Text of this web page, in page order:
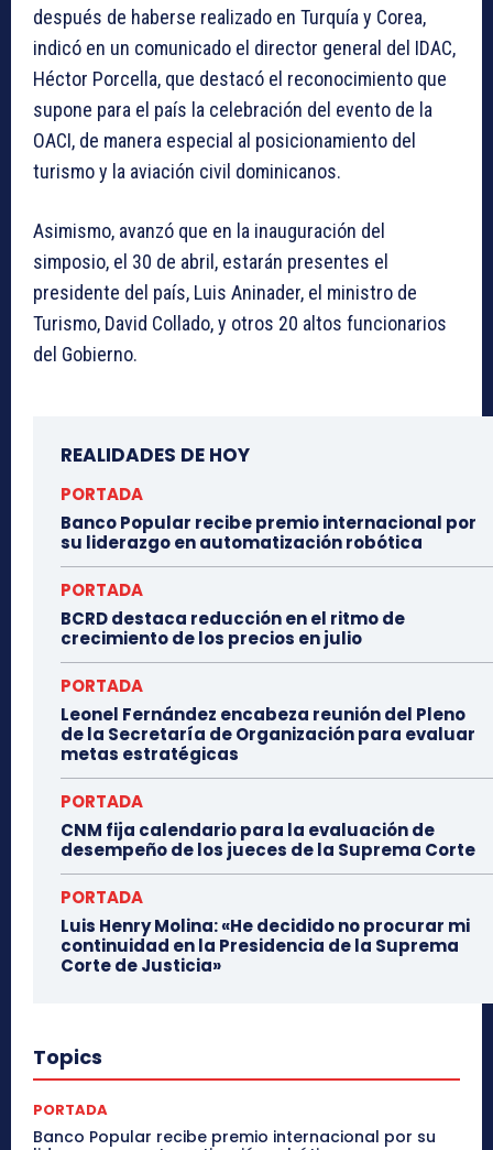
después de haberse realizado en Turquía y Corea,
indicó en un comunicado el director general del IDAC,
Héctor Porcella, que destacó el reconocimiento que
supone para el país la celebración del evento de la
OACI, de manera especial al posicionamiento del
turismo y la aviación civil dominicanos.
Asimismo, avanzó que en la inauguración del
simposio, el 30 de abril, estarán presentes el
presidente del país, Luis Aninader, el ministro de
Turismo, David Collado, y otros 20 altos funcionarios
del Gobierno.
REALIDADES DE HOY
PORTADA
Banco Popular recibe premio internacional por
su liderazgo en automatización robótica
PORTADA
BCRD destaca reducción en el ritmo de
crecimiento de los precios en julio
PORTADA
Leonel Fernández encabeza reunión del Pleno
de la Secretaría de Organización para evaluar
metas estratégicas
PORTADA
CNM fija calendario para la evaluación de
desempeño de los jueces de la Suprema Corte
PORTADA
Luis Henry Molina: «He decidido no procurar mi
continuidad en la Presidencia de la Suprema
Corte de Justicia»
Topics
PORTADA
Banco Popular recibe premio internacional por su